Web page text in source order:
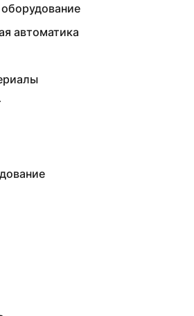
автоматика